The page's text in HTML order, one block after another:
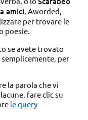
amici , Aworded,
per trovare le
poesie.
se avete trovato
per
la parola che vi
fare clic su
le query